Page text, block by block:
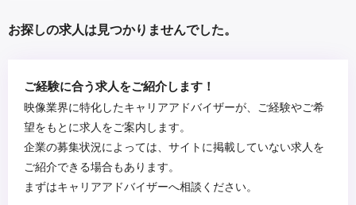
お探しの求人は見つかりませんでした。
ご経験に合う求人をご紹介します！
映像業界に特化したキャリアアドバイザーが、ご経験やご希
望をもとに求人をご案内します。
企業の募集状況によっては、サイトに掲載していない求人を
ご紹介できる場合もあります。
まずはキャリアアドバイザーへ相談ください。